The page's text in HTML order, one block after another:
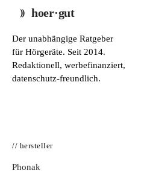
hoer·gut
Der unabhängige Ratgeber
für Hörgeräte. Seit 2014.
Redaktionell, werbefinanziert,
datenschutz-freundlich.
// hersteller
Phonak